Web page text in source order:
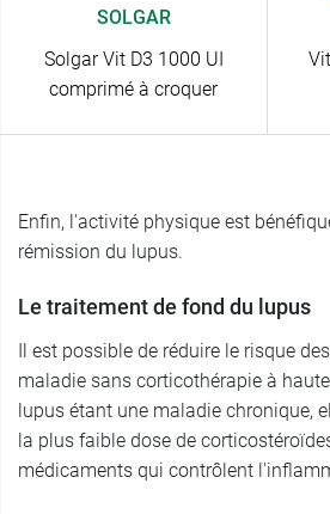
SOLGAR
Solgar Vit D3 1000 UI
comprimé à croquer
Enfin, l'activité physique est
rémission du lupus.
Le traitement de fond du lupus
Il est possible de réduire le risque
maladie sans corticothérapie à
lupus étant une maladie chronique,
la plus faible dose de
médicaments qui contrôlent